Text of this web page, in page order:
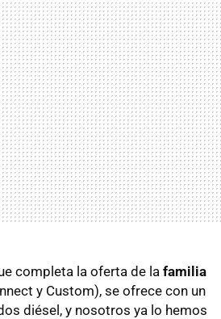
completa la oferta de la familia
y Custom), se ofrece con un
diésel, y nosotros ya lo hemos